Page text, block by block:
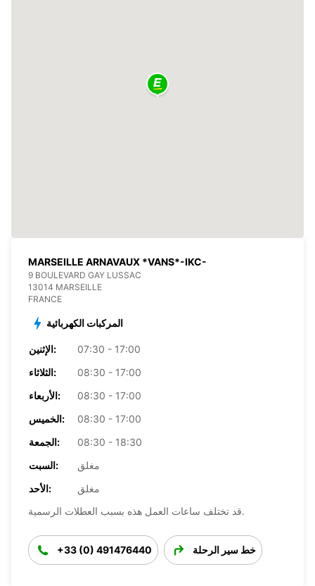
MARSEILLE ARNAVAUX *VANS*-IKC-
9 BOULEVARD GAY LUSSAC
13014 MARSEILLE
FRANCE
المركبات الكهربائية
الإثنين:
07:30 - 17:00
الثلاثاء:
08:30 - 17:00
الأربعاء:
08:30 - 17:00
الخميس:
08:30 - 17:00
الجمعة:
08:30 - 18:30
السبت:
مغلق
الأحد:
مغلق
قد تختلف ساعات العمل هذه بسبب العطلات الرسمية.
+33 (0) 491476440 خط سير الرحلة